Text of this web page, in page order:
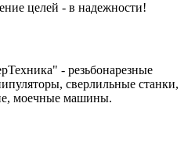
- резьбонарезные
сверлильные станки,
моечные машины.